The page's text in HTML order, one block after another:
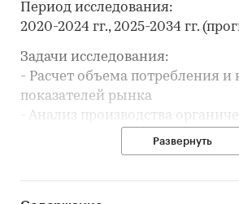
Период исследования:
2020-2024 гг., 2025-2034 гг.
Задачи исследования:
- Расчет объема потребления и
показателей рынка
- Анализ производства
- Составление рейтинга
Развернуть